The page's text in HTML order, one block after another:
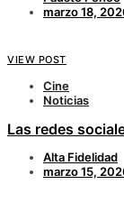
marzo 18,
VIEW POST
Cine
Noticias
Las redes
Alta Fidelidad
marzo 15,